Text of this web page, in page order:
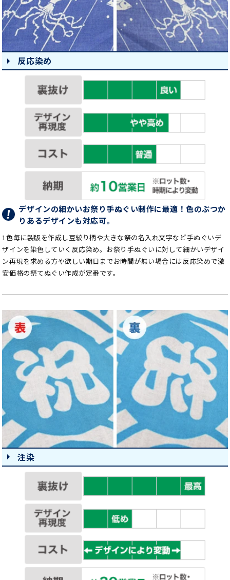
反応染め
デザインの細かいお祭り手ぬぐい制作に最適！色のぶつか
りあるデザインも対応可。
1色毎に製版を作成し豆絞り柄や大きな祭の名入れ文字など手ぬぐいデ
ザインを染色していく反応染め。お祭り手ぬぐいに対して細かいデザイ
ン再現を求める方や欲しい期日までお時間が無い場合には反応染めで激
安価格の祭てぬぐい作成が定番です。
注染